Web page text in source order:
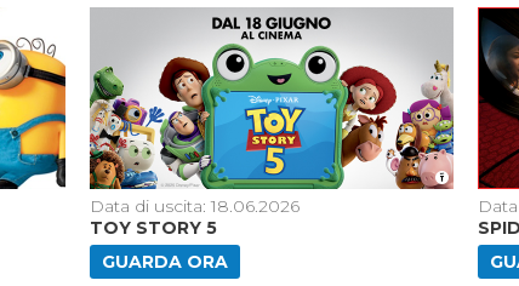
Data di uscita: 18.06.2026
TOY STORY 5
GUARDA ORA